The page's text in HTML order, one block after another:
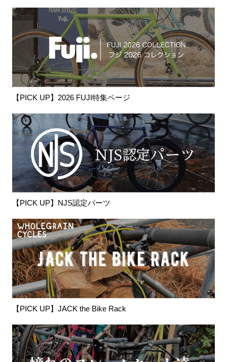
【PICK UP】2026 FUJI特集ページ
【PICK UP】NJS認定パーツ
【PICK UP】JACK the Bike Rack